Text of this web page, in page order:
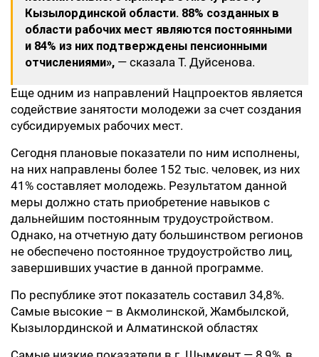
Кызылординской области. 88% созданных в
области рабочих мест являются постоянными
и 84% из них подтверждены пенсионными
отчислениями», — сказала Т. Дуйсенова.
Еще одним из направлений Нацпроектов является
содействие занятости молодежи за счет создания
субсидируемых рабочих мест.
Сегодня плановые показатели по ним исполнены,
на них направлены более 152 тыс. человек, из них
41% составляет молодежь. Результатом данной
меры должно стать приобретение навыков с
дальнейшим постоянным трудоустройством.
Однако, на отчетную дату большинством регионов
не обеспечено постоянное трудоустройство лиц,
завершивших участие в данной программе.
По республике этот показатель составил 34,8%.
Самые высокие – в Акмолинской, Жамбылской,
Кызылординской и Алматинской областях